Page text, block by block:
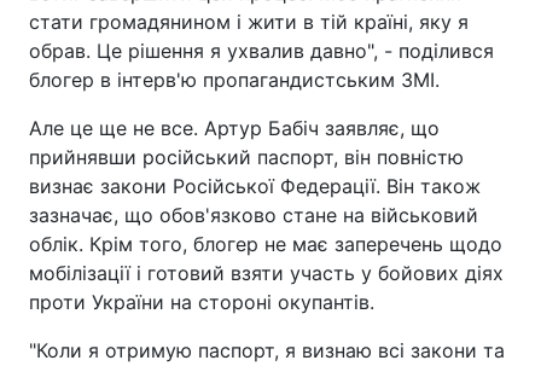
стати громадянином і жити в тій країні, яку я
обрав. Це рішення я ухвалив давно", - поділився
блогер в інтерв'ю пропагандистським ЗМІ.
Але це ще не все. Артур Бабіч заявляє, що
прийнявши російський паспорт, він повністю
визнає закони Російської Федерації. Він також
зазначає, що обов'язково стане на військовий
облік. Крім того, блогер не має заперечень щодо
мобілізації і готовий взяти участь у бойових діях
проти України на стороні окупантів.
"Коли я отримую паспорт, я визнаю всі закони та